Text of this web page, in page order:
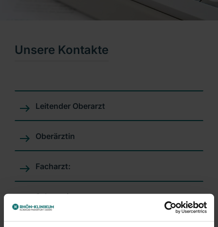
Unsere Kontakte
Leitender Oberarzt
Oberärztin
Facharzt:
Sekretariat